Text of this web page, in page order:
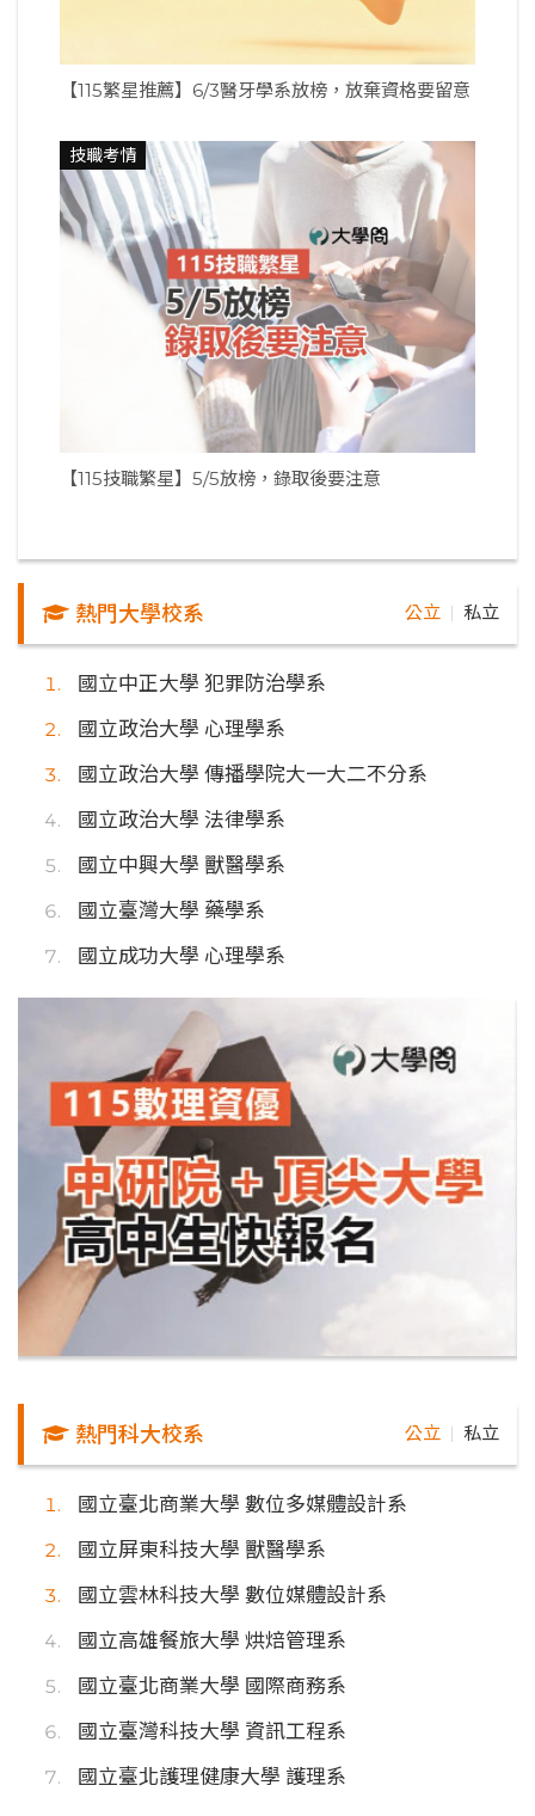
【115繁星推薦】6/3醫牙學系放榜，放棄資格要留意
技職考情
【115技職繁星】5/5放榜，錄取後要注意
熱門大學校系 公立 私立
國立中正大學 犯罪防治學系
國立政治大學 心理學系
國立政治大學 傳播學院大一大二不分系
國立政治大學 法律學系
國立中興大學 獸醫學系
國立臺灣大學 藥學系
國立成功大學 心理學系
熱門科大校系 公立 私立
國立臺北商業大學 數位多媒體設計系
國立屏東科技大學 獸醫學系
國立雲林科技大學 數位媒體設計系
國立高雄餐旅大學 烘焙管理系
國立臺北商業大學 國際商務系
國立臺灣科技大學 資訊工程系
國立臺北護理健康大學 護理系